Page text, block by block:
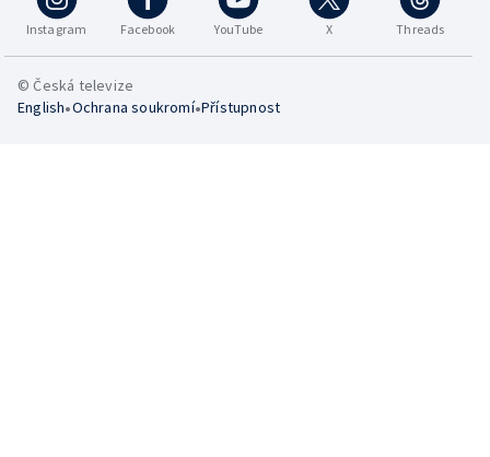
Instagram Facebook YouTube X Threads
© Česká televize
English•Ochrana soukromí•Přístupnost